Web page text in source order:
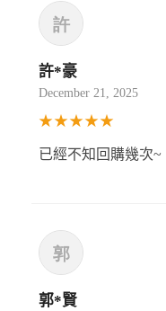
許*豪
December 21, 2025
★★★★★
已經不知回購幾次~
郭*賢